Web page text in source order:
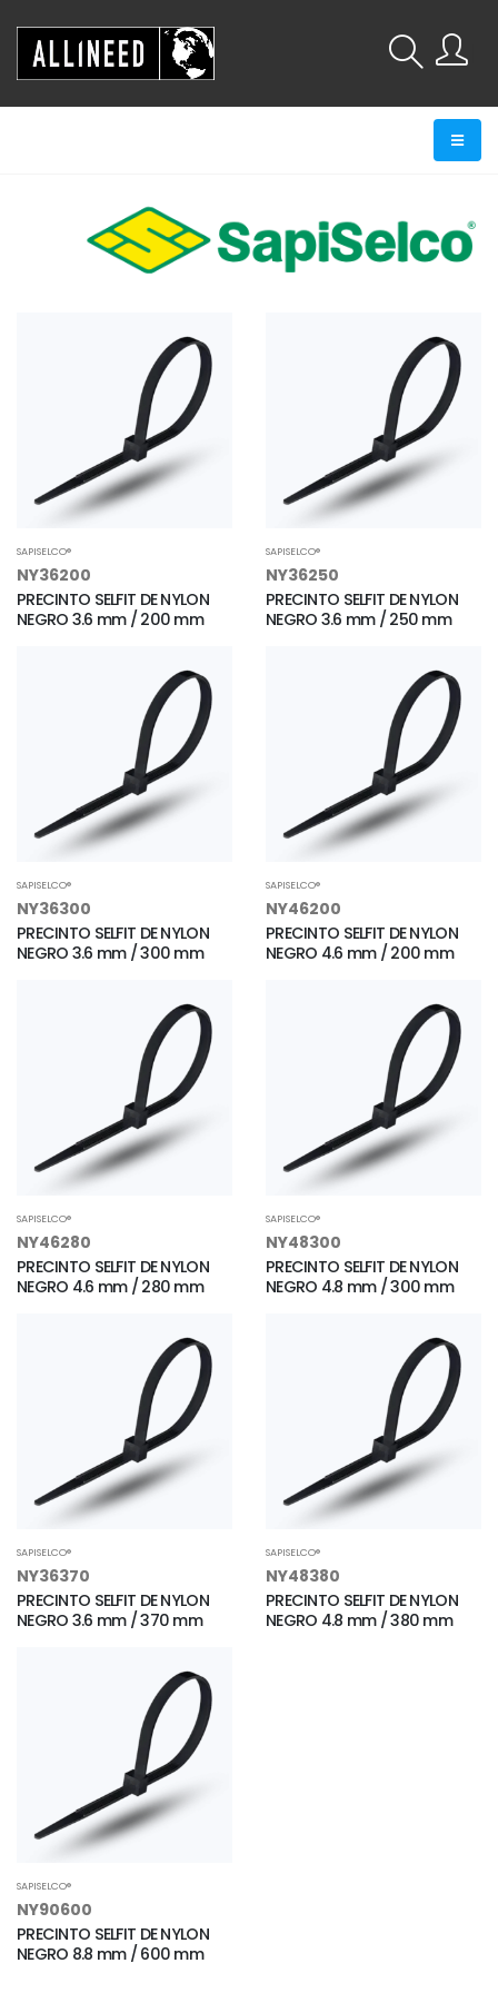
SAPISELCO®
NY36200
PRECINTO SELFIT DE NYLON
NEGRO 3.6 mm / 200 mm
SAPISELCO®
NY36250
PRECINTO SELFIT DE NYLON
NEGRO 3.6 mm / 250 mm
SAPISELCO®
NY36300
PRECINTO SELFIT DE NYLON
NEGRO 3.6 mm / 300 mm
SAPISELCO®
NY46200
PRECINTO SELFIT DE NYLON
NEGRO 4.6 mm / 200 mm
SAPISELCO®
NY46280
PRECINTO SELFIT DE NYLON
NEGRO 4.6 mm / 280 mm
SAPISELCO®
NY48300
PRECINTO SELFIT DE NYLON
NEGRO 4.8 mm / 300 mm
SAPISELCO®
NY36370
PRECINTO SELFIT DE NYLON
NEGRO 3.6 mm / 370 mm
SAPISELCO®
NY48380
PRECINTO SELFIT DE NYLON
NEGRO 4.8 mm / 380 mm
SAPISELCO®
NY90600
PRECINTO SELFIT DE NYLON
NEGRO 8.8 mm / 600 mm